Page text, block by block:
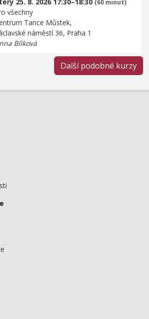
(60 minut)
všechny
Tance Můstek,
náměstí 36, Praha 1
Bílková
Další podobné kurzy